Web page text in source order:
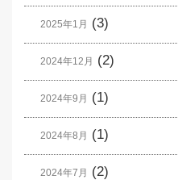
2025年1月 (3)
2024年12月 (2)
2024年9月 (1)
2024年8月 (1)
2024年7月 (2)